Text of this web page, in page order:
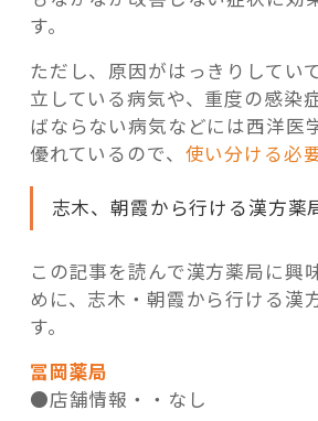
す。
ただし、原因がはっきりしてい
立している病気や、重度の感染
ばならない病気などには西洋医
優れているので、 使い分ける必
志木、朝霞から行ける漢方薬
この記事を読んで漢方薬局に興
めに、志木・朝霞から行ける漢
す。
冨岡薬局
●店舗情報・・ なし